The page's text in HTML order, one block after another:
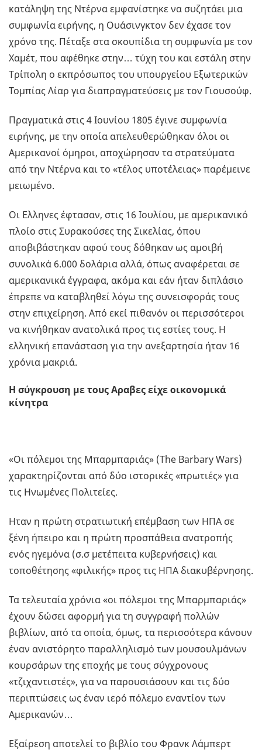
κατάληψη της Ντέρνα εμφανίστηκε να συζητάει μια
συμφωνία ειρήνης, η Ουάσινγκτον δεν έχασε τον
χρόνο της. Πέταξε στα σκουπίδια τη συμφωνία με τον
Χαμέτ, που αφέθηκε στην… τύχη του και εστάλη στην
Τρίπολη ο εκπρόσωπος του υπουργείου Εξωτερικών
Τομπίας Λίαρ για διαπραγματεύσεις με τον Γιουσούφ.
Πραγματικά στις 4 Ιουνίου 1805 έγινε συμφωνία
ειρήνης, με την οποία απελευθερώθηκαν όλοι οι
Αμερικανοί όμηροι, αποχώρησαν τα στρατεύματα
από την Ντέρνα και το «τέλος υποτέλειας» παρέμεινε
μειωμένο.
Οι Ελληνες έφτασαν, στις 16 Ιουλίου, με αμερικανικό
πλοίο στις Συρακούσες της Σικελίας, όπου
αποβιβάστηκαν αφού τους δόθηκαν ως αμοιβή
συνολικά 6.000 δολάρια αλλά, όπως αναφέρεται σε
αμερικανικά έγγραφα, ακόμα και εάν ήταν διπλάσιο
έπρεπε να καταβληθεί λόγω της συνεισφοράς τους
στην επιχείρηση. Από εκεί πιθανόν οι περισσότεροι
να κινήθηκαν ανατολικά προς τις εστίες τους. Η
ελληνική επανάσταση για την ανεξαρτησία ήταν 16
χρόνια μακριά.
Η σύγκρουση με τους Αραβες είχε οικονομικά
κίνητρα
«Οι πόλεμοι της Μπαρμπαριάς» (The Barbary Wars)
χαρακτηρίζονται από δύο ιστορικές «πρωτιές» για
τις Ηνωμένες Πολιτείες.
Ηταν η πρώτη στρατιωτική επέμβαση των ΗΠΑ σε
ξένη ήπειρο και η πρώτη προσπάθεια ανατροπής
ενός ηγεμόνα (σ.σ μετέπειτα κυβερνήσεις) και
τοποθέτησης «φιλικής» προς τις ΗΠΑ διακυβέρνησης.
Τα τελευταία χρόνια «οι πόλεμοι της Μπαρμπαριάς»
έχουν δώσει αφορμή για τη συγγραφή πολλών
βιβλίων, από τα οποία, όμως, τα περισσότερα κάνουν
έναν ανιστόρητο παραλληλισμό των μουσουλμάνων
κουρσάρων της εποχής με τους σύγχρονους
«τζιχαντιστές», για να παρουσιάσουν και τις δύο
περιπτώσεις ως έναν ιερό πόλεμο εναντίον των
Αμερικανών…
Εξαίρεση αποτελεί το βιβλίο του Φρανκ Λάμπερτ